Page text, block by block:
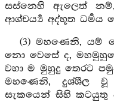
සස්නෙහි ඇලෙත්
ආශ්චර්‍ය්‍ය අද්භූත ධර්‍මය
(3) මහණෙනි, යම්
නො වෙසේ ද,
වහා ම මුහුදු තෙරට
මහණෙනි, දුශ්ශීල වූ
සැකයෙන් සිහි කටයුතු